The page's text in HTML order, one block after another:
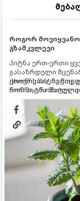
როგორ
გზამკვლევი
პიტნა ერთ-ერთი
გასაზრდელი
ცხოვრებას, მეტიც,
რომ პიტნა მხოლოდ
გრუნტში (ბაღში)
სწრაფად
ქოთნის პიტნა
ნორჩი,
კერძებისთვის.